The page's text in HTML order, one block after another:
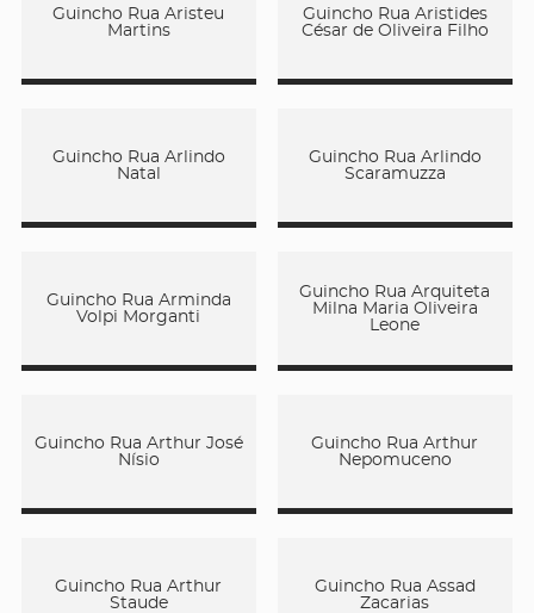
Guincho Rua Aristeu
Martins
Guincho Rua Aristides
César de Oliveira Filho
Guincho Rua Arlindo
Natal
Guincho Rua Arlindo
Scaramuzza
Guincho Rua Arminda
Volpi Morganti
Guincho Rua Arquiteta
Milna Maria Oliveira
Leone
Guincho Rua Arthur José
Nísio
Guincho Rua Arthur
Nepomuceno
Guincho Rua Arthur
Staude
Guincho Rua Assad
Zacarias